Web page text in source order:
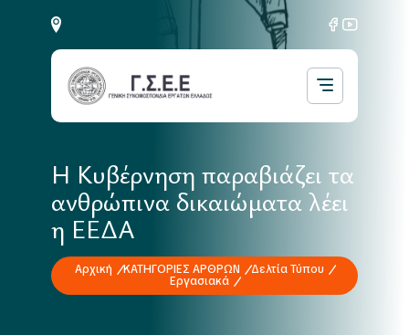
Η Κυβέρνηση παραβιάζει τα
ανθρώπινα δικαιώματα λέει
η ΕΕΔΑ
Αρχική ΚΑΤΗΓΟΡΙΕΣ ΑΡΘΡΩΝ
Δελτία Τύπου
Εργασιακά